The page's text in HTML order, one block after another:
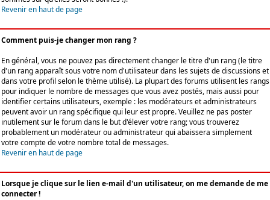
Revenir en haut de page
Comment puis-je changer mon rang ?
En général, vous ne pouvez pas directement changer le titre d'un rang (le titre
d'un rang apparaît sous votre nom d'utilisateur dans les sujets de discussions et
dans votre profil selon le thème utilisé). La plupart des forums utilisent les rangs
pour indiquer le nombre de messages que vous avez postés, mais aussi pour
identifier certains utilisateurs, exemple : les modérateurs et administrateurs
peuvent avoir un rang spécifique qui leur est propre. Veuillez ne pas poster
inutilement sur le forum dans le but d'élever votre rang; vous trouverez
probablement un modérateur ou administrateur qui abaissera simplement
votre compte de votre nombre total de messages.
Revenir en haut de page
Lorsque je clique sur le lien e-mail d'un utilisateur, on me demande de me
connecter !